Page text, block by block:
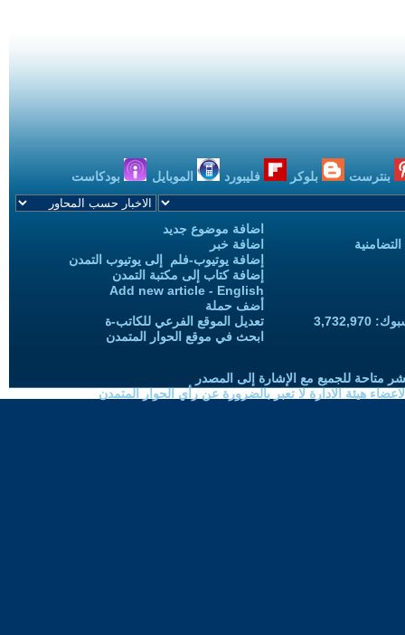
بنترست بلوكر فليبورد الموبايل بودكاست
اضافة موضوع جديد
اضافة خبر
إضافة يوتيوب-فلم إلى يوتيوب التمدن
إضافة كتاب إلى مكتبة التمدن
Add new article - English
أضف حملة
تعديل الموقع الفرعي للكاتب-ة
ابحث في موقع الحوار المتمدن
متاحة للجميع مع الإشارة إلى المصدر
هيئة الادارة لا تعبر بالضرورة عن رأي الحوار المتمدن